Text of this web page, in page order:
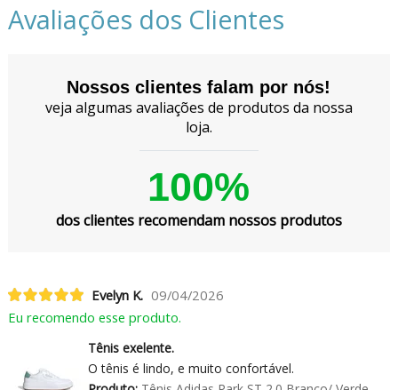
Avaliações dos Clientes
Nossos clientes falam por nós!
veja algumas avaliações de produtos da nossa
loja.
100%
dos clientes recomendam nossos produtos
Evelyn K. 09/04/2026
Eu recomendo esse produto.
Tênis exelente.
O tênis é lindo, e muito confortável.